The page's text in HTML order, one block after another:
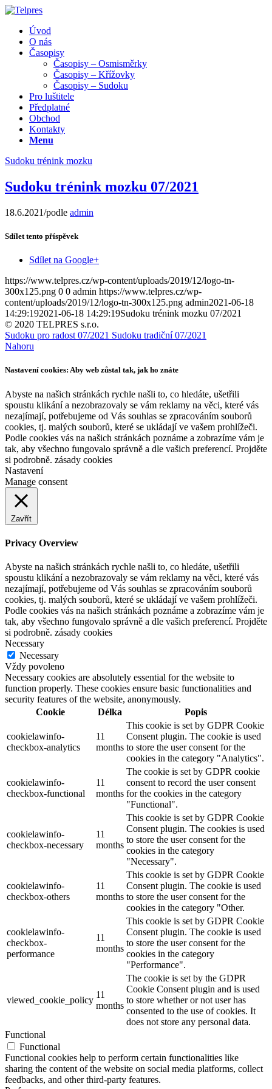
Úvod
O nás
Časopisy
Časopisy – Osmisměrky
Časopisy – Křížovky
Časopisy – Sudoku
Pro luštitele
Předplatné
Obchod
Kontakty
Menu
Sudoku trénink mozku
Sudoku trénink mozku 07/2021
18.6.2021/podle admin
Sdílet tento příspěvek
Sdílet na Google+
https://www.telpres.cz/wp-content/uploads/2019/12/logo-tn-
300x125.png 0 0 admin https://www.telpres.cz/wp-
content/uploads/2019/12/logo-tn-300x125.png admin2021-06-18
14:29:192021-06-18 14:29:19Sudoku trénink mozku 07/2021
© 2020 TELPRES s.r.o.
Sudoku pro radost 07/2021 Sudoku tradiční 07/2021
Nahoru
Nastavení cookies: Aby web zůstal tak, jak ho znáte
Abyste na našich stránkách rychle našli to, co hledáte, ušetřili
spoustu klikání a nezobrazovaly se vám reklamy na věci, které vás
nezajímají, potřebujeme od Vás souhlas se zpracováním souborů
cookies, tj. malých souborů, které se ukládají ve vašem prohlížeči.
Podle cookies vás na našich stránkách poznáme a zobrazíme vám je
tak, aby všechno fungovalo správně a dle vašich preferencí. Projděte
si podrobně. zásady cookies
Nastavení
Manage consent
Zavřít
Privacy Overview
Abyste na našich stránkách rychle našli to, co hledáte, ušetřili
spoustu klikání a nezobrazovaly se vám reklamy na věci, které vás
nezajímají, potřebujeme od Vás souhlas se zpracováním souborů
cookies, tj. malých souborů, které se ukládají ve vašem prohlížeči.
Podle cookies vás na našich stránkách poznáme a zobrazíme vám je
tak, aby všechno fungovalo správně a dle vašich preferencí. Projděte
si podrobně. zásady cookies
Necessary
Necessary
Vždy povoleno
Necessary cookies are absolutely essential for the website to
function properly. These cookies ensure basic functionalities and
security features of the website, anonymously.
Cookie
Délka Popis
cookielawinfo-
checkbox-analytics
11
months
This cookie is set by GDPR Cookie
Consent plugin. The cookie is used
to store the user consent for the
cookies in the category "Analytics".
cookielawinfo-
checkbox-functional
11
months
The cookie is set by GDPR cookie
consent to record the user consent
for the cookies in the category
"Functional".
cookielawinfo-
checkbox-necessary
11
months
This cookie is set by GDPR Cookie
Consent plugin. The cookies is used
to store the user consent for the
cookies in the category
"Necessary".
cookielawinfo-
checkbox-others
11
months
This cookie is set by GDPR Cookie
Consent plugin. The cookie is used
to store the user consent for the
cookies in the category "Other.
cookielawinfo-
checkbox-
performance
11
months
This cookie is set by GDPR Cookie
Consent plugin. The cookie is used
to store the user consent for the
cookies in the category
"Performance".
viewed_cookie_policy
11
months
The cookie is set by the GDPR
Cookie Consent plugin and is used
to store whether or not user has
consented to the use of cookies. It
does not store any personal data.
Functional
Functional
Functional cookies help to perform certain functionalities like
sharing the content of the website on social media platforms, collect
feedbacks, and other third-party features.